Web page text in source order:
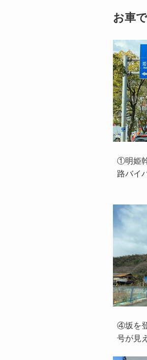
お車
①明姫
路バイ
④坂を
号が見